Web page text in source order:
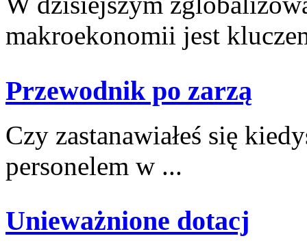
makroekonomii jest
Przewodnik po zarzą
Czy zastanawiałeś się
personelem w ...
Unieważnione dotacj